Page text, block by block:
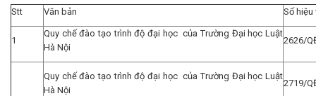
Stt Văn bản Số hiệu
1
Quy chế đào tạo trình độ đại học của Trường Đại học Luật
Hà Nội
2626/
Quy chế đào tạo trình độ đại học của Trường Đại học Luật
Hà Nội
2719/